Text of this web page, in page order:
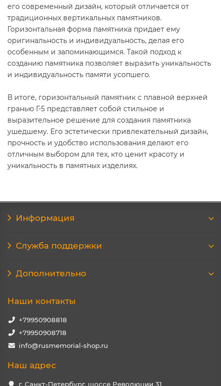
его современный дизайн, который отличается от
традиционных вертикальных памятников.
Горизонтальная форма памятника придает ему
оригинальность и индивидуальность, делая его
особенным и запоминающимся. Такой подход к
созданию памятника позволяет выразить уникальность
и индивидуальность памяти усопшего.
В итоге, горизонтальный памятник с плавной верхней
гранью Г-5 представляет собой стильное и
выразительное решение для создания памятника
ушедшему. Его эстетически привлекательный дизайн,
прочность и удобство использования делают его
отличным выбором для тех, кто ценит красоту и
уникальность в памятных изделиях.
Информация
Служба поддержки
Дополнительно
Наши контакты
+79950908818
+79950908718
info@rusmemorial-shop.ru
Наш адрес
г. Санкт-Петербург, шоссе Революции 31